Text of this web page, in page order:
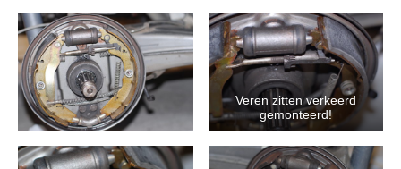
Veren zitten verkeerd
gemonteerd!